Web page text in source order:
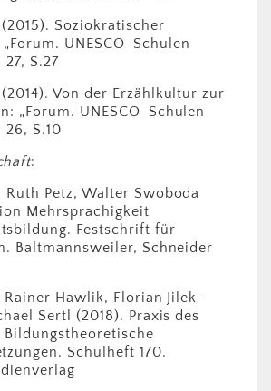
Soziokratischer
UNESCO-Schulen
S.27
Von der Erzählkultur zur
„Forum. UNESCO-Schulen
26, S.10
:
Petz, Walter Swoboda
Mehrsprachigkeit
Festschrift für
Baltmannsweiler, Schneider
Rainer Hawlik, Florian Jilek-
Sertl (2018). Praxis des
Schulheft 170.